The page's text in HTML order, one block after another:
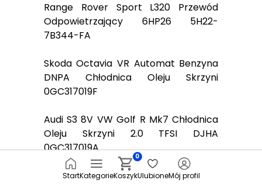
Range Rover Sport L320 Przewód
Odpowietrzający 6HP26 5H22-
7B344-FA
Skoda Octavia VR Automat Benzyna
DNPA Chłodnica Oleju Skrzyni
0GC317019F
Audi S3 8V VW Golf R Mk7 Chłodnica
Oleju Skrzyni 2.0 TFSI DJHA
0GC317019A
Audi A5 8T A4 B8 Przewody Olejowe
StartKategorieKoszyk
0
UlubioneMój profil